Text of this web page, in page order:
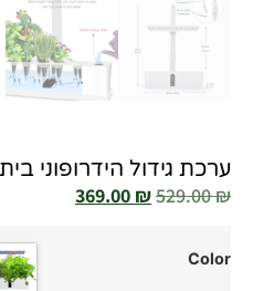
ערכת גידול הידרופוני
529.00₪
369.00 ₪
Color